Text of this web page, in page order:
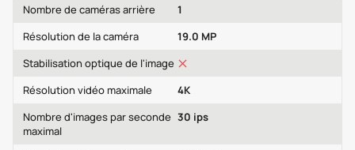
Nombre de caméras arrière
1
Résolution de la caméra
19.0 MP
Stabilisation optique de l'image
Résolution vidéo maximale
4K
Nombre d'images par seconde
maximal
30 ips